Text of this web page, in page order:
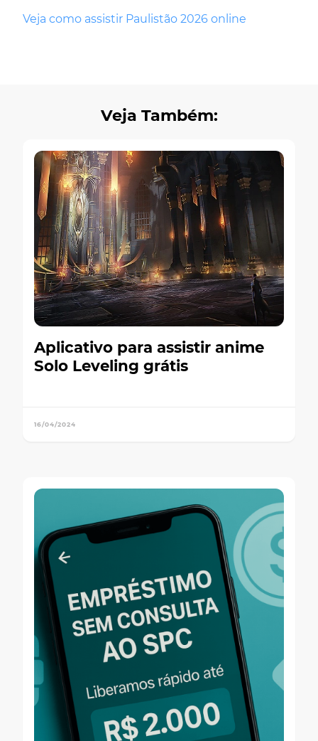
Veja como assistir Paulistão 2026 online
Veja Também:
Aplicativo para assistir anime
Solo Leveling grátis
16/04/2024